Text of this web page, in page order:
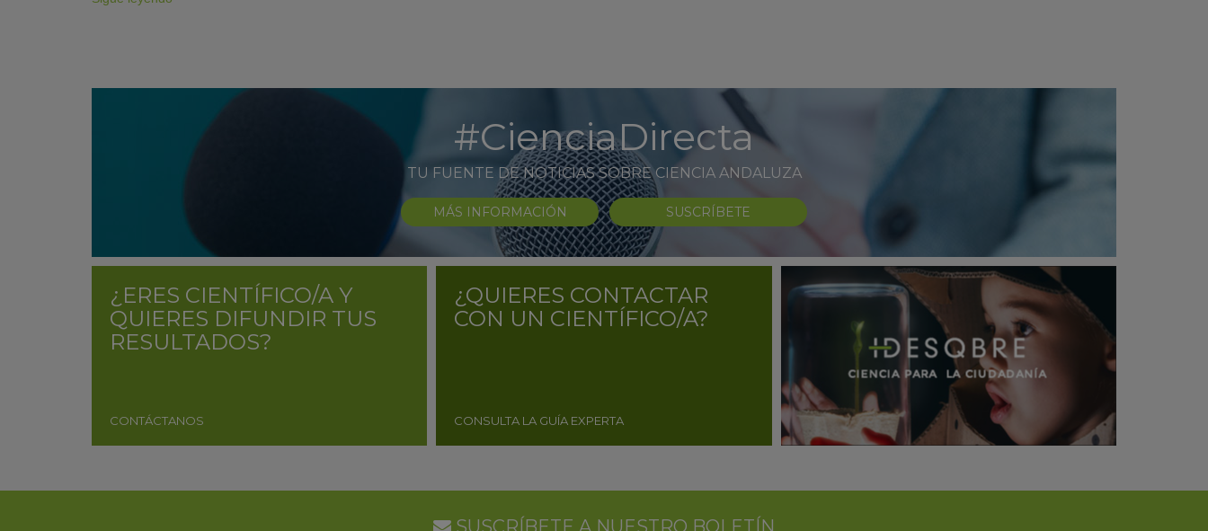
#CienciaDirecta
TU FUENTE DE NOTICIAS SOBRE CIENCIA ANDALUZA
MÁS INFORMACIÓN SUSCRÍBETE
¿ERES CIENTÍFICO/A Y
QUIERES DIFUNDIR TUS
RESULTADOS?
CONTÁCTANOS
¿QUIERES CONTACTAR
CON UN CIENTÍFICO/A?
CONSULTA LA GUÍA EXPERTA
SUSCRÍBETE A NUESTRO BOLETÍN